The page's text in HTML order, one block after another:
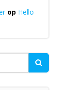
op Hello